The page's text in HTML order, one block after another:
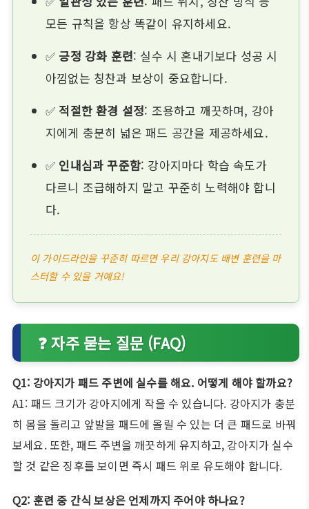
모든 규칙을 항상 똑같이 유지하세요.
✅ 긍정 강화 훈련: 실수 시 혼내기보다 성공 시
아낌없는 칭찬과 보상이 중요합니다.
✅ 적절한 환경 설정: 조용하고 깨끗하며, 강아
지에게 충분히 넓은 패드 공간을 제공하세요.
✅ 인내심과 꾸준함: 강아지마다 학습 속도가
다르니 조급해하지 말고 꾸준히 노력해야 합니
다.
이 가이드라인을 꾸준히 따르면 우리 강아지도 배변 훈련을 마
스터할 수 있을 거예요!
❓ 자주 묻는 질문 (FAQ)
Q1: 강아지가 패드 주변에 실수를 해요. 어떻게 해야 할까요?
A1: 패드 크기가 강아지에게 작을 수 있습니다. 강아지가 충분
히 몸을 돌리고 앞발을 패드에 올릴 수 있는 더 큰 패드로 바꿔
보세요. 또한, 패드 주변을 깨끗하게 유지하고, 강아지가 실수
할 것 같은 징후를 보이면 즉시 패드 위로 유도해야 합니다.
Q2: 훈련 중 간식 보상은 언제까지 주어야 하나요?